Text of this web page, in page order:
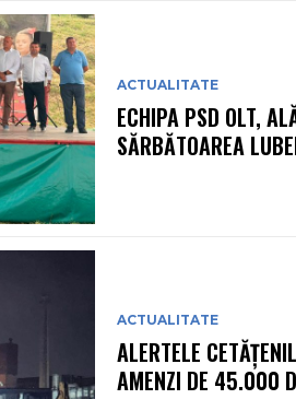
ACTUALITATE
ECHIPA PSD OLT,
SĂRBĂTOAREA
ACTUALITATE
ALERTELE
AMENZI DE 45.000